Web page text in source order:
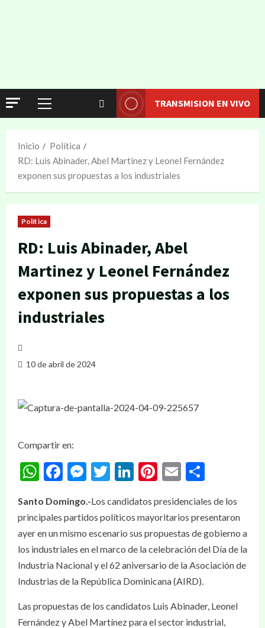
TRANSMISION EN VIVO
Inicio
Política
RD: Luis Abinader, Abel Martinez y Leonel Fernández
exponen sus propuestas a los industriales
Política
RD: Luis Abinader, Abel
Martinez y Leonel Fernández
exponen sus propuestas a los
industriales
10 de abril de 2024
Compartir en:
WhatsApp
Facebook
Messenger
Twitter
LinkedIn
Pinterest
Email
Santo Domingo.-Los candidatos presidenciales de los
principales partidos políticos mayoritarios presentaron
ayer en un mismo escenario sus propuestas de gobierno a
los industriales en el marco de la celebración del Día de la
Industria Nacional y el 62 aniversario de la Asociación de
Industrias de la República Dominicana (AIRD).
Las propuestas de los candidatos Luis Abinader, Leonel
Fernández y Abel Martínez para el sector industrial,